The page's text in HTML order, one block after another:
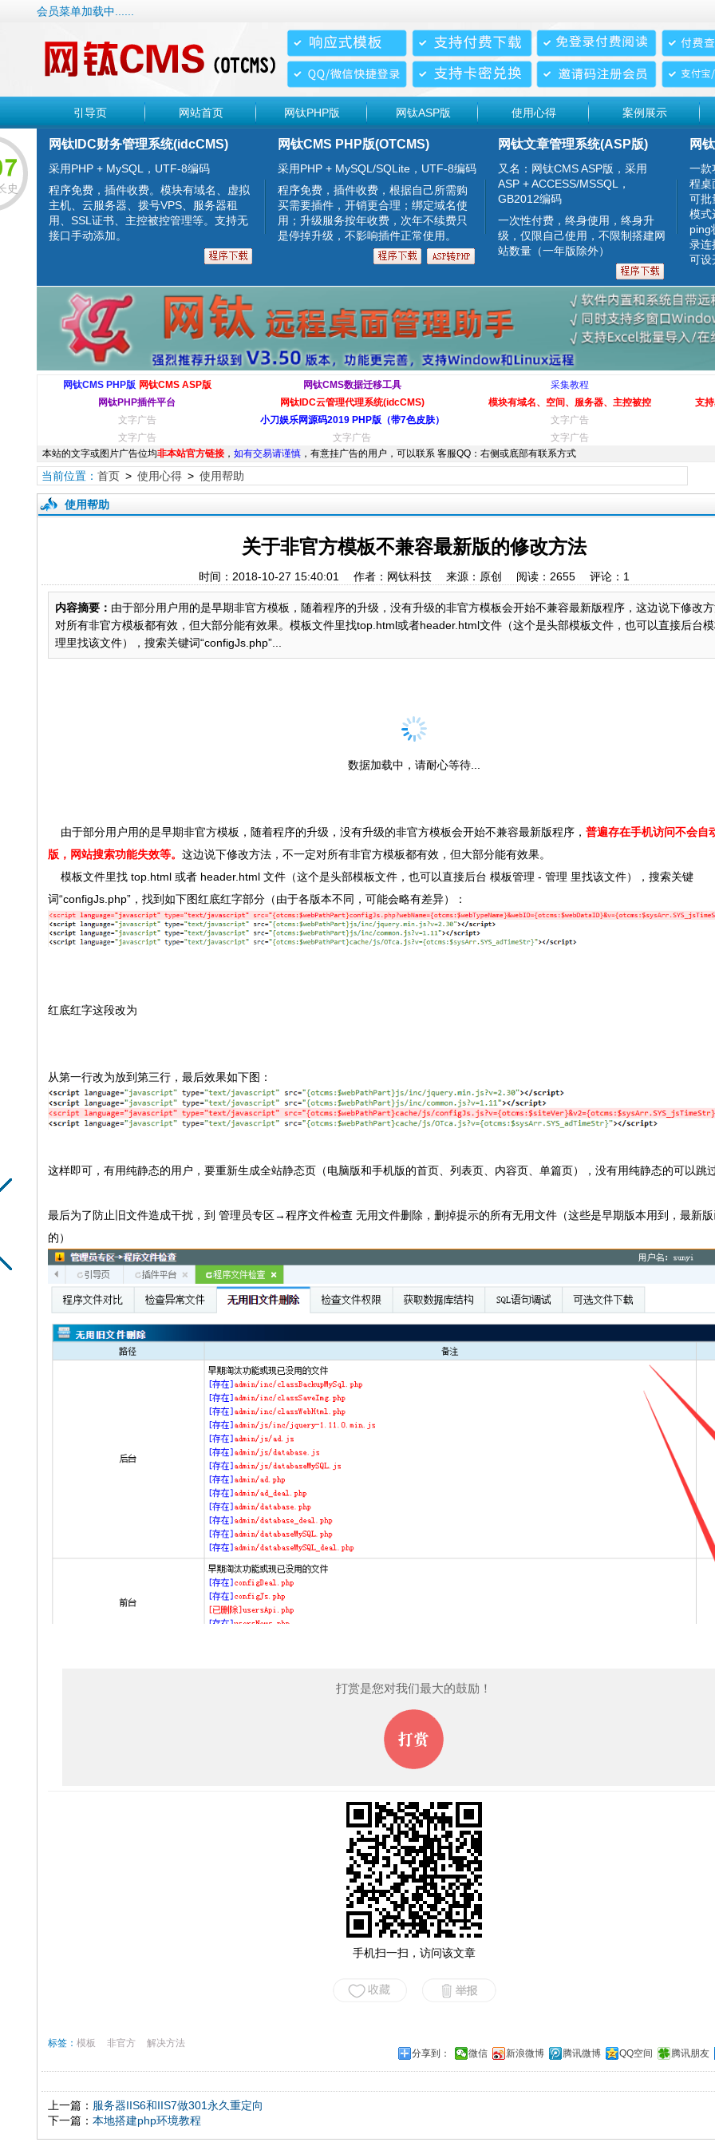
会员菜单加载中......
引导页 网站首页 网钛PHP版 网钛ASP版 使用心得 案例展示
网钛IDC财务管理系统(idcCMS)
采用PHP + MySQL，UTF-8编码
程序免费，插件收费。模块有域名、虚拟
主机、云服务器、拨号VPS、服务器租
用、SSL证书、主控被控管理等。支持无
接口手动添加。
网钛CMS PHP版(OTCMS)
采用PHP + MySQL/SQLite，UTF-8编码
程序免费，插件收费，根据自己所需购
买需要插件，开销更合理；绑定域名使
用；升级服务按年收费，次年不续费只
是停掉升级，不影响插件正常使用。
网钛文章管理系统(ASP版)
又名：网钛CMS ASP版，采用
ASP + ACCESS/MSSQL，
GB2012编码
一次性付费，终身使用，终身升
级，仅限自己使用，不限制搭建网
站数量（一年版除外）
网
一款
程桌
可批
模式
ping
录连
可设
网钛CMS PHP版 网钛CMS ASP版 网钛CMS数据迁移工具
采集教程
网钛PHP插件平台
网钛IDC云管理代理系统(idcCMS) 模块有域名、空间、服务器、主控被控
支
文字广告
小刀娱乐网源码2019 PHP版（带7色皮肤）
文字广告
文字广告
文字广告
文字广告
本站的文字或图片广告位均非本站官方链接， 如有交易请谨慎，有意挂广告的用户，可以联系 客服QQ：右侧或底部有联系方式
当前位置： 首页> 使用心得> 使用帮助
使用帮助
关于非官方模板不兼容最新版的修改方法
时间：2018-10-27 15:40:01 作者：网钛科技 来源：原创 阅读： 2655评论： 1
内容摘要： 由于部分用户用的是早期非官方模板，随着程序的升级，没有升级的非官方模板会开始不兼容最新版程序，这边说下修改
对所有非官方模板都有效，但大部分能有效果。模板文件里找top.html或者header.html文件（这个是头部模板文件，也可以直接后台
理里找该文件），搜索关键词“configJs.php”...
数据加载中，请耐心等待...
由于部分用户用的是早期非官方模板，随着程序的升级，没有升级的非官方模板会开始不兼容最新版程序， 普遍存在手机访问不会自
版，网站搜索功能失效等。 这边说下修改方法，不一定对所有非官方模板都有效，但大部分能有效果。
模板文件里找 top.html 或者 header.html 文件（这个是头部模板文件，也可以直接后台 模板管理 - 管理 里找该文件），搜索关键
词“configJs.php”，找到如下图红底红字部分（由于各版本不同，可能会略有差异）：
红底红字这段改为
从第一行改为放到第三行，最后效果如下图：
这样即可，有用纯静态的用户，要重新生成全站静态页（电脑版和手机版的首页、列表页、内容页、单篇页），没有用纯静态的可以跳
最后为了防止旧文件造成干扰，到 管理员专区→程序文件检查 无用文件删除，删掉提示的所有无用文件（这些是早期版本用到，最新
的）
打赏是您对我们最大的鼓励！
手机扫一扫，访问该文章
标签： 模板 非官方
解决方法
分享到：
微信 新浪微博 腾讯微博 QQ空间 腾讯朋友
上一篇： 服务器IIS6和IIS7做301永久重定向
下一篇： 本地搭建php环境教程
史